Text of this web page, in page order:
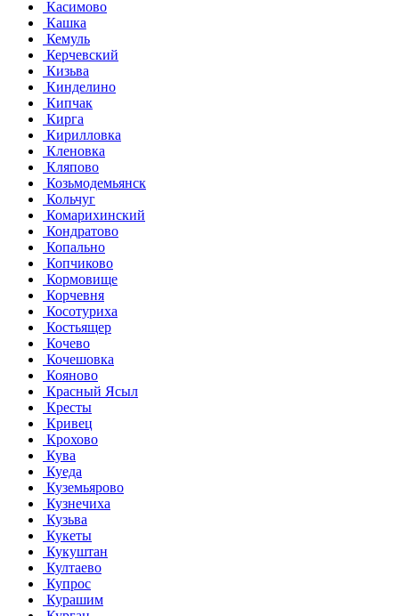
Касимово
Кашка
Кемуль
Керчевский
Кизьва
Кинделино
Кипчак
Кирга
Кирилловка
Кленовка
Кляпово
Козьмодемьянск
Кольчуг
Комарихинский
Кондратово
Копально
Копчиково
Кормовище
Корчевня
Косотуриха
Костьящер
Кочево
Кочешовка
Кояново
Красный Ясыл
Кресты
Кривец
Крохово
Кува
Куеда
Куземьярово
Кузнечиха
Кузьва
Кукеты
Кукуштан
Култаево
Купрос
Курашим